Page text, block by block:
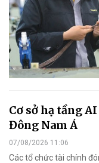
Cơ sở hạ tầng
Đông Nam Á
07/08/2026 11:06
Các tổ chức tài chính